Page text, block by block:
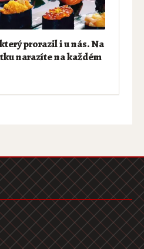
prorazil i u nás. Na
narazíte na každém